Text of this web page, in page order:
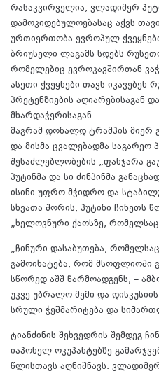
რასაკვირველია, ვლადიმერ
დამოკიდებულოებასაც აქვს
ურთიერთობა ევროპულ
ბრიუსელი ლაგამს სდებს
რომელებიც ევროკავშირთან
ასეთი ქვეყნები თავს
პრეტენზიების აღიარებისაგან
მხარდაჭერისაგან.
მაგრამ დონალდ ტრამპის მიერ
და მისმა ცვალებადმა
შესაძლებლობების „ფანჯარა
პუტინმა და სი ძინპინმა
ისინი უფრო მჭიდრო და
სხვათა შორის, პუტინი ჩინეთს
„ხელოვნური ქაოსზე,
„ჩინური დასაბუთება,
გამოიხატება, რომ მსოფლიოში
სწორედ აშშ წარმოადგენს, –
უკვე უბრალო მემი და
სრული ჭეშმარიტება და
ტიანძინის შეხვედრის შემდეგ
იაპონელ ოკუპანტებზე
წლისთავს აღნიშნავს.